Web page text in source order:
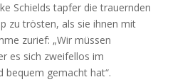
Schields tapfer die trauernden
zu trösten, als sie ihnen mit
zurief: „Wir müssen
es sich zweifellos im
bequem gemacht hat“.